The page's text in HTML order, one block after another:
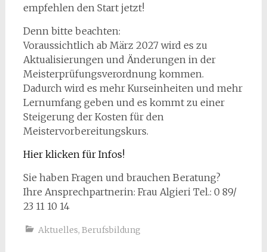
empfehlen den Start jetzt!
Denn bitte beachten:
Voraussichtlich ab März 2027 wird es zu
Aktualisierungen und Änderungen in der
Meisterprüfungsverordnung kommen.
Dadurch wird es mehr Kurseinheiten und mehr
Lernumfang geben und es kommt zu einer
Steigerung der Kosten für den
Meistervorbereitungskurs.
Hier klicken für Infos!
Sie haben Fragen und brauchen Beratung?
Ihre Ansprechpartnerin: Frau Algieri Tel.: 0 89/
23 11 10 14
Aktuelles, Berufsbildung